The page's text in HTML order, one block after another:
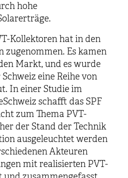
hohe
Kollektoren hat in den
zugenommen. Es kamen
Markt, und es wurde
eine Reihe von
In einer Studie im
schafft das SPF
zum Thema PVT-
der Stand der Technik
ausgeleuchtet werden
Akteuren
mit realisierten PVT-